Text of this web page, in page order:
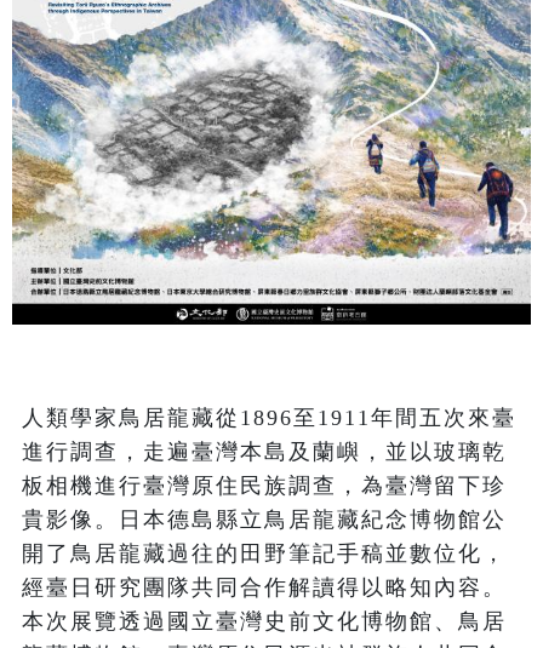
人類學家鳥居龍藏從1896至1911年間五次來臺
進行調查，走遍臺灣本島及蘭嶼，並以玻璃乾
板相機進行臺灣原住民族調查，為臺灣留下珍
貴影像。日本德島縣立鳥居龍藏紀念博物館公
開了鳥居龍藏過往的田野筆記手稿並數位化，
經臺日研究團隊共同合作解讀得以略知內容。
本次展覽透過國立臺灣史前文化博物館、鳥居